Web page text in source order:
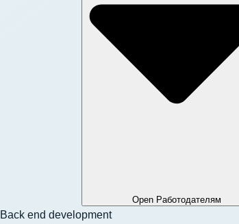
Open Работодателям
Back end development